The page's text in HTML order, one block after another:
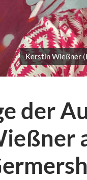
Kerstin Wießner
der